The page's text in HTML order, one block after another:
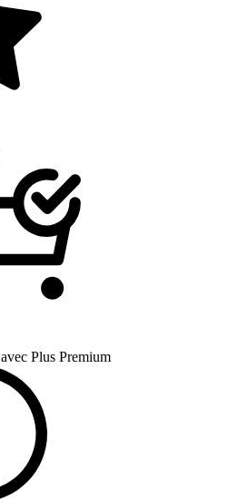
avec Plus Premium